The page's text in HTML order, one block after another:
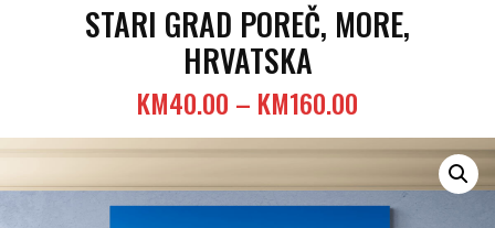
STARI GRAD POREČ, MORE,
HRVATSKA
KM40.00 – KM160.00
range:
KM40.00
through
KM160.00